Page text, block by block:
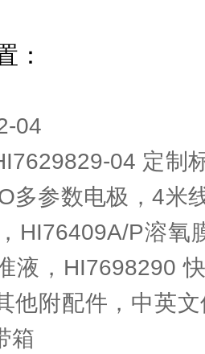
：
04
04 定制
多参数电极，4米
HI76409A/P溶氧
液，HI7698290
他附配件，中英
箱